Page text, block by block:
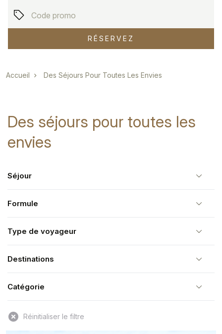
RÉSERVEZ
Accueil Des Séjours Pour Toutes Les Envies
Des séjours pour toutes les
envies
Séjour
Formule
Type de voyageur
Destinations
Catégorie